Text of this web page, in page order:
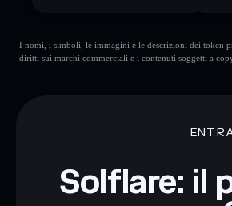
I nomi, i simboli, le immagini e le descrizioni dei token
diritti sui marchi commerciali e i contenuti soggetti a
Solflare: il